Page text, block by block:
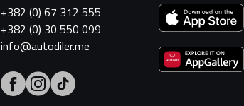
+382 (0) 67 312 555
+382 (0) 30 550 099
info@autodiler.me